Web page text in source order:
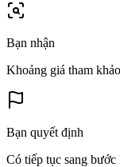
Bạn nhận
Khoảng giá tham
Bạn quyết định
Có tiếp tục sang